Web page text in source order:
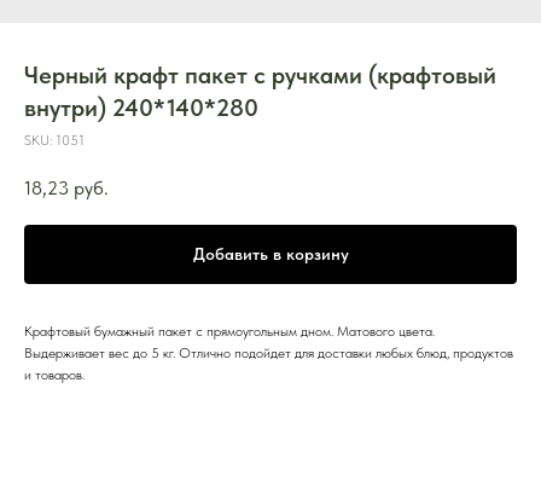
Черный крафт пакет с ручками (крафтовый
внутри) 240*140*280
SKU: 1051
18,23 руб.
Добавить в корзину
Крафтовый бумажный пакет с прямоугольным дном. Матового цвета.
Выдерживает вес до 5 кг. Отлично подойдет для доставки любых блюд, продуктов
и товаров.